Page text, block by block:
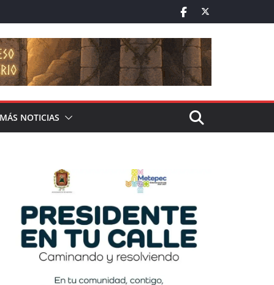
MÁS NOTICIAS